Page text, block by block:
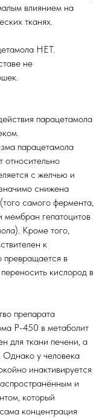
влиянием на
тканях.
НЕТ.
не
парацетамола
парацетамола
относительно
с желчью и
снижена
самого фермента,
мембран гепатоцитов
Кроме того,
к
превращается в
кислород в
препарата
P-450 в метаболит
для ткани печени, а
Однако у человека
инактивируется
и
который
концентрация